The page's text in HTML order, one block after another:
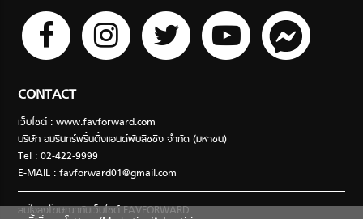
CONTACT
เว็บไซต์ : www.favforward.com
บริษัท อมรินทร์พริ้นติ้งแอนด์พับลิชชิ่ง จำกัด (มหาชน)
Tel : 02-422-9999
E-MAIL :favforward01@gmail.com
สนใจลงโฆษณากับเว็บไซต์ FAVFORWARD